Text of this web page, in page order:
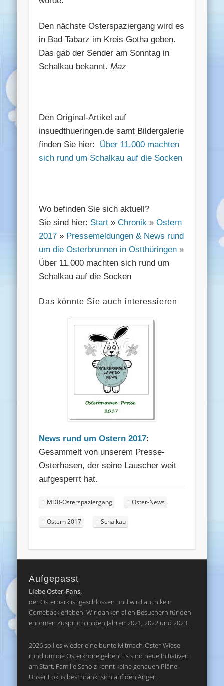
Den nächste Osterspaziergang wird es
in Bad Tabarz im Kreis Gotha geben.
Das gab der Sender am Sonntag in
Schalkau bekannt.Maz
Den Original-Artikel auf
insuedthueringen.de samt Bildergalerie
finden Sie hier: Über 11.000 machten
sich rund um Schalkau auf die Socken
Wo befinden Sie sich aktuell?
Sie sind hier: Start »Chronik »Ostern
2017 » Pressemeldungen & News rund
um die Osterbrunnen in Ostthüringen »
Über 11.000 machten sich rund um
Schalkau auf die Socken
Das könnte Sie auch interessieren
News rund um Ostern 2017:
Gesammelt von unserem Presse-
Osterhasen, der seine Lauscher weit
aufgesperrt hat.
MDR-Osterspaziergang Oster-News
Ostern 2017 Schalkau
Aufgepasst
Liebe Oster-Fans,
der Osterpark ist geschlossen und wird auch kein
Comeback erleben. Wir danken allen Besuchern für den
enormen Zuspruch in den Jahren 2021, 2022 und 2023.
2026 soll es wieder eine bunte Mitmach-Oster-Wiese
rund um die Osterkrone geben. Es sind neue Initiativen
am Start. Familie Scholz kennt keine genauen Pläne.
Unser Fokus beschränkt sich auf den Anger.